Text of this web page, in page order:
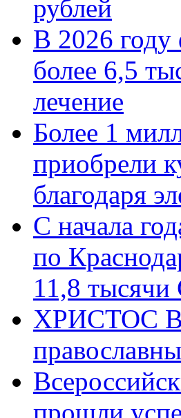
рублей
В 2026 году
более 6,5
лечение
Более 1
приобрели
благодаря
С начала
по
11,8
ХРИСТОС